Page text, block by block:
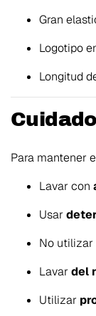
Gran
Logotipo
Longitud
Para mantener
Lavar con
Usar
No utilizar
Lavar del
Utilizar